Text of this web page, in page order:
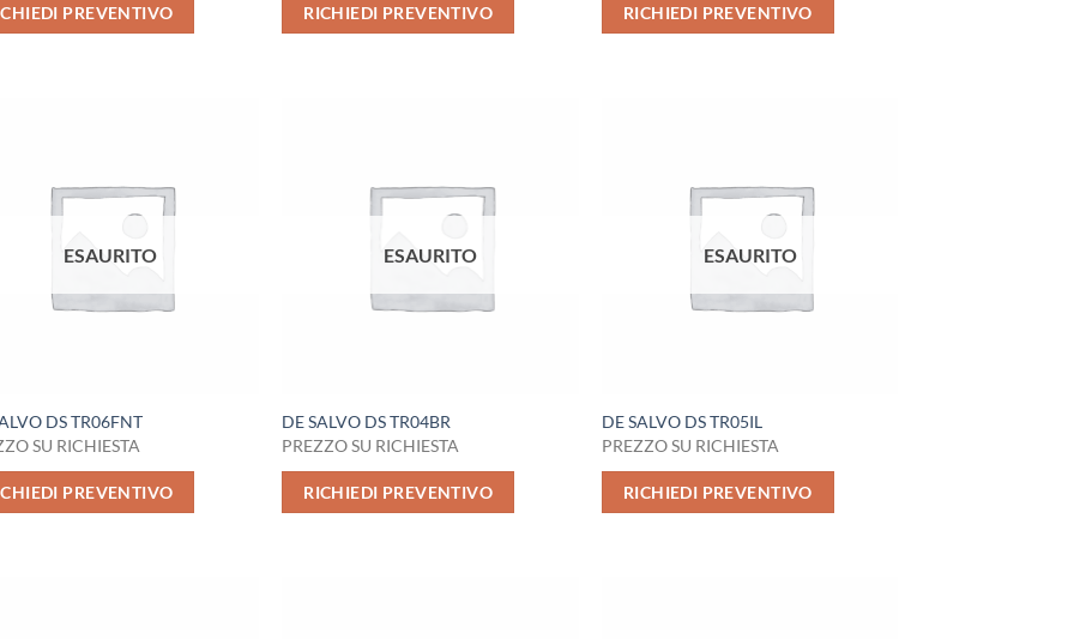
PREVENTIVO RICHIEDI PREVENTIVO RICHIEDI PREVENTIVO
ESAURITO
DS TR06FNT
SU RICHIESTA
PREVENTIVO
ESAURITO
DE SALVO DS TR04BR
PREZZO SU RICHIESTA
RICHIEDI PREVENTIVO
ESAURITO
DE SALVO DS TR05IL
PREZZO SU RICHIESTA
RICHIEDI PREVENTIVO